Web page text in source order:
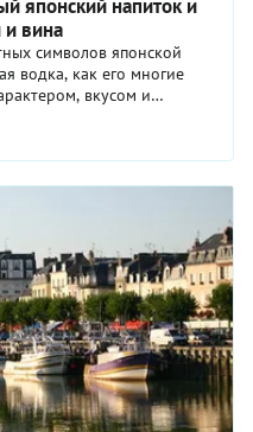
японский напиток и
и вина
символов японской
водка, как его многие
вкусом и
что такое саке, как
Вы узнаете, чем саке
правильно его пить и